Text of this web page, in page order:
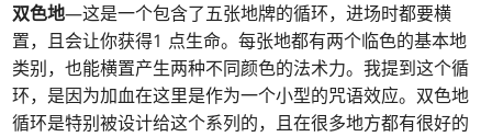
双色地—这是一个包含了五张地牌的循环，进场时都要横
置，且会让你获得1 点生命。每张地都有两个临色的基本地
类别，也能横置产生两种不同颜色的法术力。我提到这个循
环，是因为加血在这里是作为一个小型的咒语效应。双色地
循环是特别被设计给这个系列的，且在很多地方都有很好的